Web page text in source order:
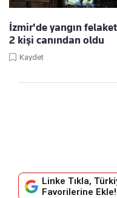
İzmir'de yangın
2 kişi canından oldu
Kaydet
Linke Tıkla,
Favorilerine Ekle!